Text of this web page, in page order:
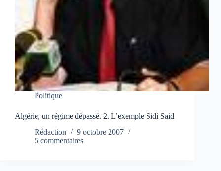
Politique
Algérie, un régime dépassé. 2. L’exemple Sidi Said
Rédaction
9 octobre 2007
5 commentaires